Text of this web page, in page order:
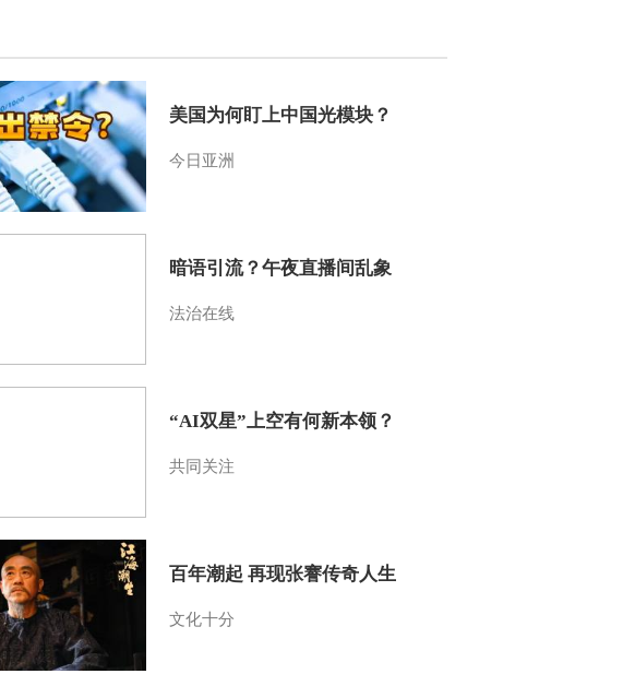
美国为何盯上中国光模块？
今日亚洲
暗语引流？午夜直播间乱象
法治在线
“AI双星”上空有何新本领？
共同关注
百年潮起 再现张謇传奇人生
文化十分